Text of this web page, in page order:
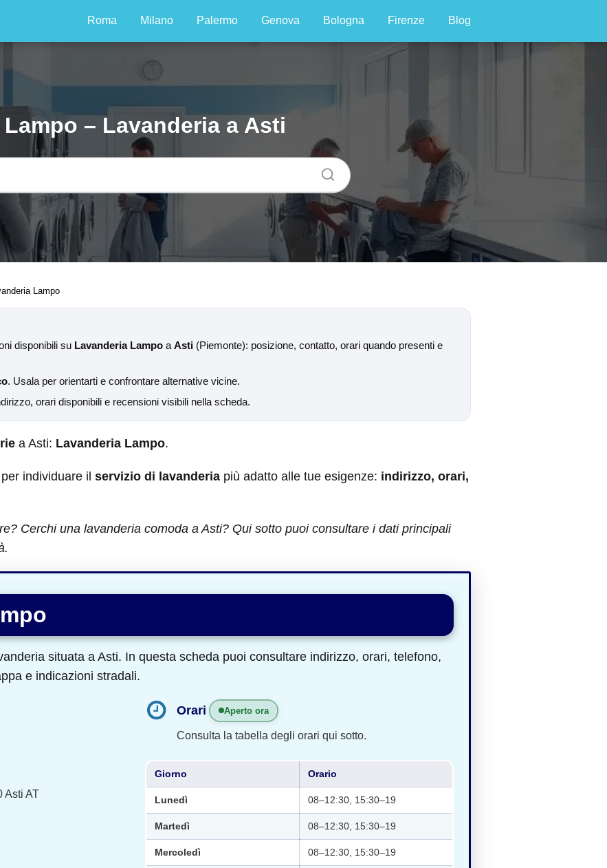
Roma Milano Palermo Genova Bologna Firenze Blog
Lampo – Lavanderia a Asti
Lampo
disponibili su Lavanderia Lampo a Asti (Piemonte): posizione, contatto, orari quando presenti e
. Usala per orientarti e confrontare alternative vicine.
orari disponibili e recensioni visibili nella scheda.
a Asti: Lavanderia Lampo.
individuare il servizio di lavanderia più adatto alle tue esigenze: indirizzo, orari,
Cerchi una lavanderia comoda a Asti? Qui sotto puoi consultare i dati principali
situata a Asti. In questa scheda puoi consultare indirizzo, orari, telefono,
e indicazioni stradali.
Asti AT
Orari Aperto ora
Consulta la tabella degli orari qui sotto.
Giorno Orario
Lunedì 08–12:30, 15:30–19
Martedì 08–12:30, 15:30–19
Mercoledì 08–12:30, 15:30–19